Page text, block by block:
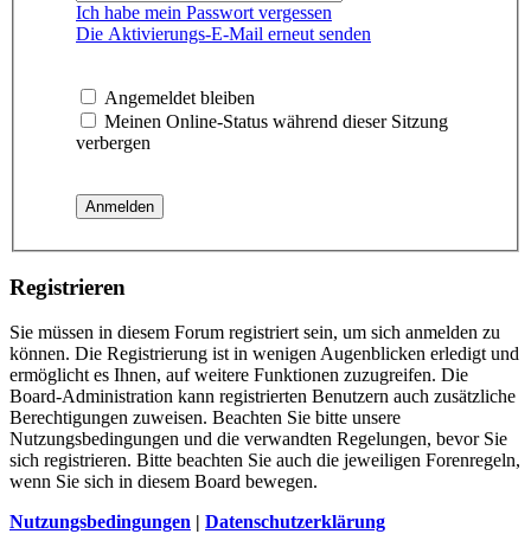
Ich habe mein Passwort vergessen
Die Aktivierungs-E-Mail erneut senden
Angemeldet bleiben
Meinen Online-Status während dieser Sitzung
verbergen
Registrieren
Sie müssen in diesem Forum registriert sein, um sich anmelden zu
können. Die Registrierung ist in wenigen Augenblicken erledigt und
ermöglicht es Ihnen, auf weitere Funktionen zuzugreifen. Die
Board-Administration kann registrierten Benutzern auch zusätzliche
Berechtigungen zuweisen. Beachten Sie bitte unsere
Nutzungsbedingungen und die verwandten Regelungen, bevor Sie
sich registrieren. Bitte beachten Sie auch die jeweiligen Forenregeln,
wenn Sie sich in diesem Board bewegen.
Nutzungsbedingungen | Datenschutzerklärung